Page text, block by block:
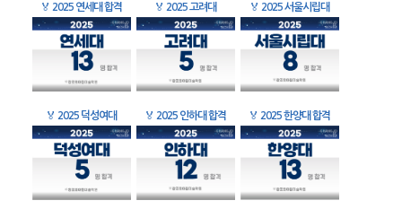
🏅 2025 연세대 합격 🏅 2025 고려대 🏅 2025 서울시립대
🏅 2025 덕성여대 🏅 2025 인하대 합격 🏅 2025 한양대 합격